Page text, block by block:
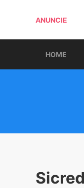
ANUNCIE
HOME